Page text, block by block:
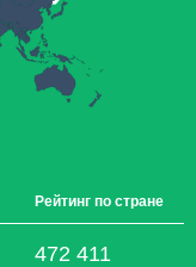
Рейтинг по стране
472 411